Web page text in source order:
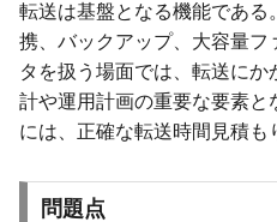
転送は基盤となる機能であ
携、バックアップ、大容量
タを扱う場面では、転送に
計や運用計画の重要な要素
には、正確な転送時間見積も
問題点